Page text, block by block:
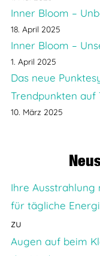
Inner Bloom –
18. April 2025
Inner Bloom –
1. April 2025
Das neue
Trendpunkten auf
10. März 2025
Ihre Ausstrahlung
für tägliche
zu
Augen auf beim